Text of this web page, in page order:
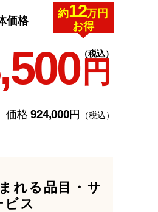
価格
円
（税込）
約12万円
お得
価格 924,000円 （税込）
れる品目・サ
ビス